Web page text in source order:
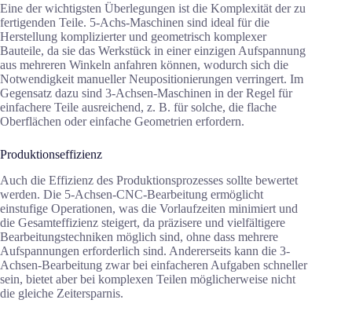
Eine der wichtigsten Überlegungen ist die Komplexität der zu
fertigenden Teile. 5-Achs-Maschinen sind ideal für die
Herstellung komplizierter und geometrisch komplexer
Bauteile, da sie das Werkstück in einer einzigen Aufspannung
aus mehreren Winkeln anfahren können, wodurch sich die
Notwendigkeit manueller Neupositionierungen verringert. Im
Gegensatz dazu sind 3-Achsen-Maschinen in der Regel für
einfachere Teile ausreichend, z. B. für solche, die flache
Oberflächen oder einfache Geometrien erfordern.
Produktionseffizienz
Auch die Effizienz des Produktionsprozesses sollte bewertet
werden. Die 5-Achsen-CNC-Bearbeitung ermöglicht
einstufige Operationen, was die Vorlaufzeiten minimiert und
die Gesamteffizienz steigert, da präzisere und vielfältigere
Bearbeitungstechniken möglich sind, ohne dass mehrere
Aufspannungen erforderlich sind. Andererseits kann die 3-
Achsen-Bearbeitung zwar bei einfacheren Aufgaben schneller
sein, bietet aber bei komplexen Teilen möglicherweise nicht
die gleiche Zeitersparnis.